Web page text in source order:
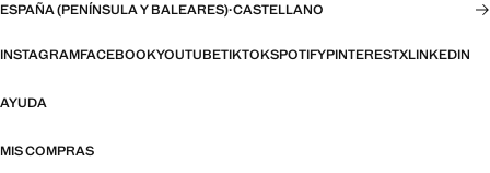
ESPAÑA (PENÍNSULA Y BALEARES)·CASTELLANO
INSTAGRAMFACEBOOKYOUTUBETIKTOKSPOTIFYPINTERESTXLINKEDIN
AYUDA
MIS COMPRAS